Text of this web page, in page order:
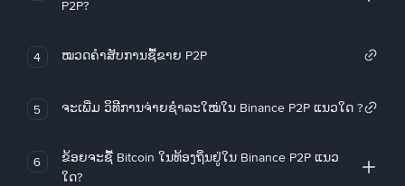
P2P?
4 ໝວດຄໍາສັບການຊື້ຂາຍ P2P
5 ຈະເພີ່ມ ວິທີການຈ່າຍຊຳລະໃໝ່ໃນ Binance P2P ແນວໃດ ?
6
ຂ້ອຍຈະຊື້ Bitcoin ໃນທ້ອງຖິ່ນຢູ່ໃນ Binance P2P ແນວ
ໃດ?